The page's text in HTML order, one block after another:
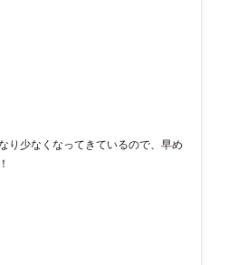
り少なくなってきているので、早め